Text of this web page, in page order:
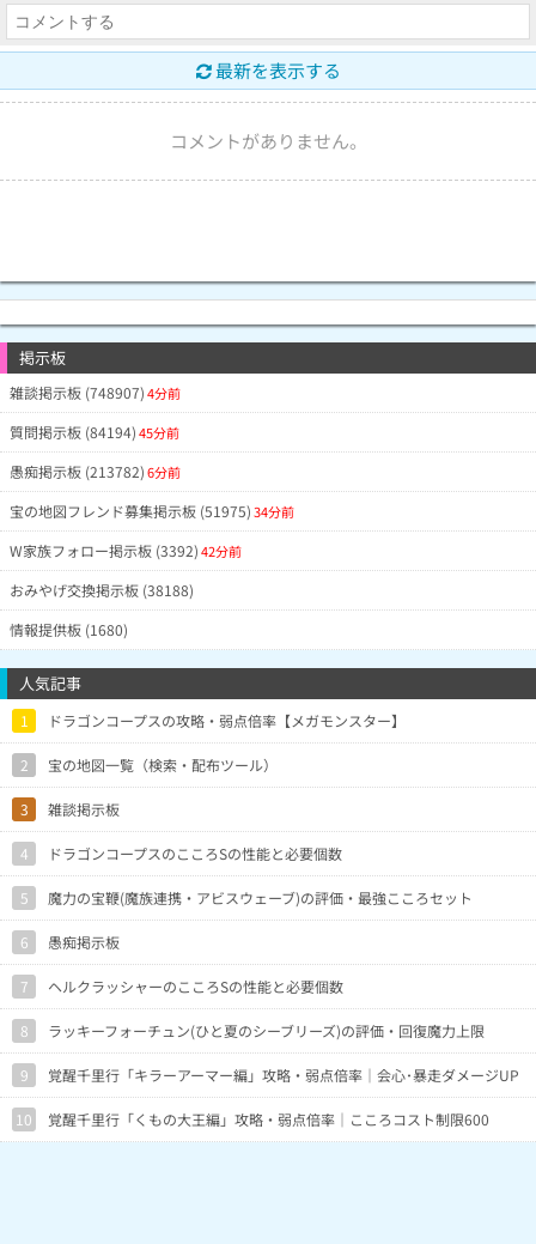
最新を表示する
コメントがありません。
掲示板
雑談掲示板 (748907)4分前
質問掲示板 (84194)45分前
愚痴掲示板 (213782)6分前
宝の地図フレンド募集掲示板 (51975)34分前
W家族フォロー掲示板 (3392)42分前
おみやげ交換掲示板 (38188)
情報提供板 (1680)
人気記事
1 ドラゴンコープスの攻略・弱点倍率【メガモンスター】
2 宝の地図一覧（検索・配布ツール）
3 雑談掲示板
4 ドラゴンコープスのこころSの性能と必要個数
5 魔力の宝鞭(魔族連携・アビスウェーブ)の評価・最強こころセット
6 愚痴掲示板
7 ヘルクラッシャーのこころSの性能と必要個数
8 ラッキーフォーチュン(ひと夏のシーブリーズ)の評価・回復魔力上限
9 覚醒千里行「キラーアーマー編」攻略・弱点倍率｜会心･暴走ダメージUP
10 覚醒千里行「くもの大王編」攻略・弱点倍率｜こころコスト制限600